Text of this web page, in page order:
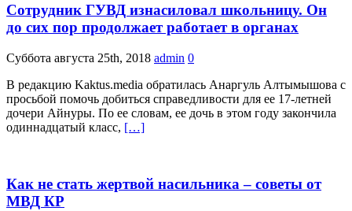
Сотрудник ГУВД изнасиловал школьницу. Он
до сих пор продолжает работает в органах
Суббота августа 25th, 2018 admin 0
В редакцию Kaktus.media обратилась Анаргуль Алтымышова с
просьбой помочь добиться справедливости для ее 17-летней
дочери Айнуры. По ее словам, ее дочь в этом году закончила
одиннадцатый класс, […]
Как не стать жертвой насильника – советы от
МВД КР